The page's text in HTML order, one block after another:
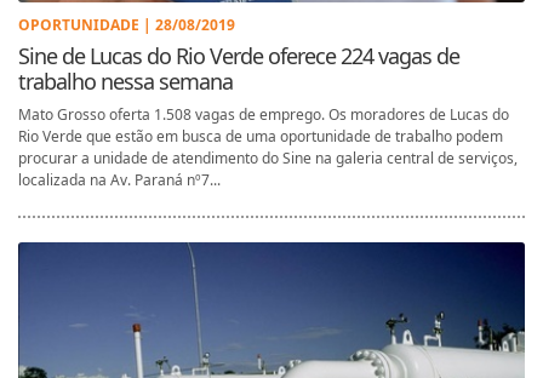
OPORTUNIDADE | 28/08/2019
Sine de Lucas do Rio Verde oferece 224 vagas de
trabalho nessa semana
Mato Grosso oferta 1.508 vagas de emprego. Os moradores de Lucas do
Rio Verde que estão em busca de uma oportunidade de trabalho podem
procurar a unidade de atendimento do Sine na galeria central de serviços,
localizada na Av. Paraná nº7...